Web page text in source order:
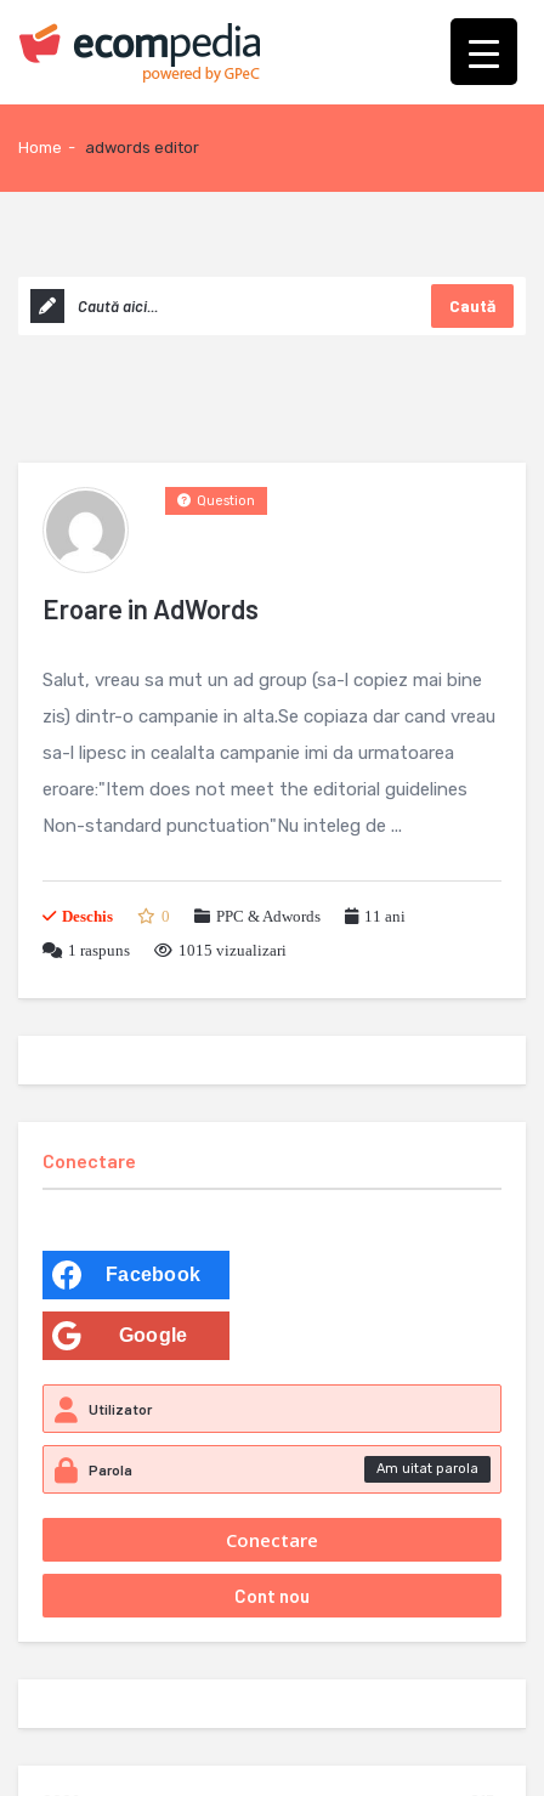
Home - adwords editor
Caută
Eroare in AdWords
Question
Salut, vreau sa mut un ad group (sa-l copiez mai bine
zis) dintr-o campanie in alta.Se copiaza dar cand vreau
sa-l lipesc in cealalta campanie imi da urmatoarea
eroare:"Item does not meet the editorial guidelines
Non-standard punctuation"Nu inteleg de ...
Deschis 0 PPC & Adwords
11 ani
1 raspuns 1015 vizualizari
Conectare
Facebook
Google
Am uitat parola